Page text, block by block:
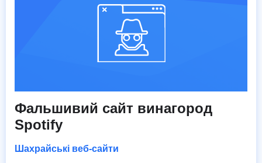
Фальшивий сайт винагород
Spotify
Шахрайські веб-сайти